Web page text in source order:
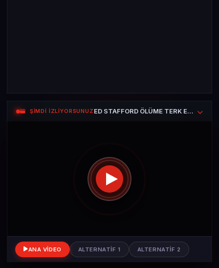
ŞİMDİ İZLİYORSUNUZ ED STAFFORD ÖLÜME TERK EDİLMEK — Sezon 1 Bölüm 1
ANA VIDEO ALTERNATIF 1 ALTERNATIF 2